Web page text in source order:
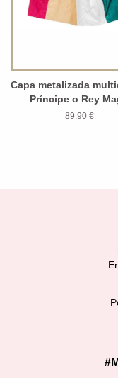
Capa metalizada
Príncipe o Rey
89,90 €